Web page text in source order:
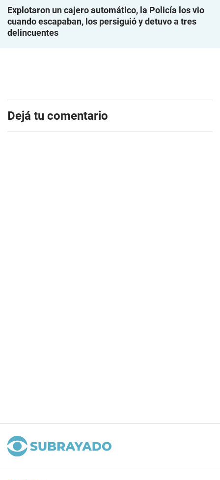
Explotaron un cajero automático, la Policía los vio
cuando escapaban, los persiguió y detuvo a tres
delincuentes
Dejá tu comentario